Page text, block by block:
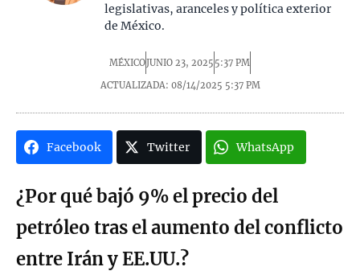
legislativas, aranceles y política exterior
de México.
MÉXICOJUNIO 23, 2025 5:37 PM
ACTUALIZADA: 08/14/2025 5:37 PM
Facebook Twitter WhatsApp
¿Por qué bajó 9% el precio del
petróleo tras el aumento del conflicto
entre Irán y EE.UU.?